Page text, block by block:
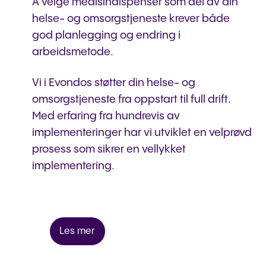
helse- og omsorgstjeneste krever både
god planlegging og endring i
arbeidsmetode.
Vi i Evondos støtter din helse- og
omsorgstjeneste fra oppstart til full drift.
Med erfaring fra hundrevis av
implementeringer har vi utviklet en velprøvd
prosess som sikrer en vellykket
implementering.
Les mer